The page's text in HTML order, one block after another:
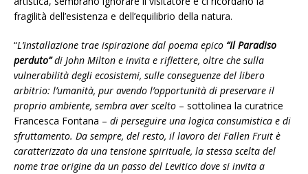
fragilità dell’esistenza e dell’equilibrio della natura.
“L’installazione trae ispirazione dal poema epico “Il Paradiso
perduto”di John Milton e invita e riflettere, oltre che sulla
vulnerabilità degli ecosistemi, sulle conseguenze del libero
arbitrio: l’umanità, pur avendo l’opportunità di preservare il
proprio ambiente, sembra aver scelto – sottolinea la curatrice
Francesca Fontana – di perseguire una logica consumistica e di
sfruttamento. Da sempre, del resto, il lavoro dei Fallen Fruit è
caratterizzato da una tensione spirituale, la stessa scelta del
nome trae origine da un passo del Levitico dove si invita a